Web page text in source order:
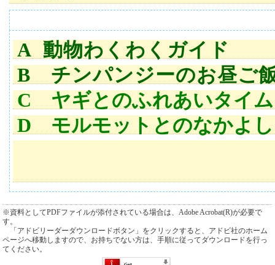
A 動物わくわくガイド
B チンパンジーのお昼ご
C ヤギとのふれあいタイム
D モルモットとのなかよ
※資料としてPDFファイルが添付されている場合は、Adobe Acrobat(R)が必要で
す。
「アドビリーダーダウンロードボタン」をクリックすると、アドビ社のホーム
ページへ移動しますので、お持ちでない方は、手順に従ってダウンロードを行っ
てください。